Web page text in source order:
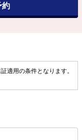
約
適用の条件となります。